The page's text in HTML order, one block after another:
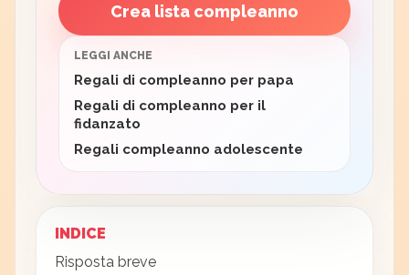
Crea lista compleanno
LEGGI ANCHE
Regali di compleanno per papa
Regali di compleanno per il
fidanzato
Regali compleanno adolescente
INDICE
Risposta breve